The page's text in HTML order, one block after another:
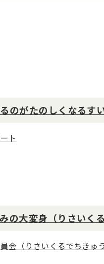
のがたのしくなるす
ト
大変身（りさいく
会（りさいくるでちき